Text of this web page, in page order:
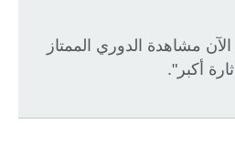
مشاهدة الدوري الممتاز
أكبر".